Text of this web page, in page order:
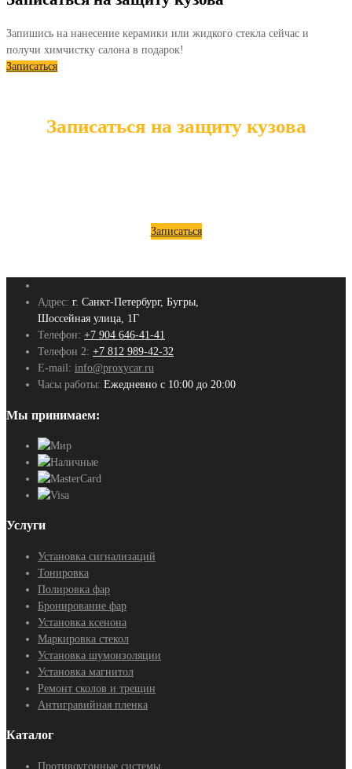
Запишись на нанесение керамики или жидкого стекла сейчас и
получи химчистку салона в подарок!
Записаться
Записаться на защиту кузова
Записаться
Адрес: г. Санкт-Петербург, Бугры,
Шоссейная улица, 1Г
Телефон: +7 904 646-41-41
Телефон 2: +7 812 989-42-32
E-mail: info@proxycar.ru
Часы работы: Ежедневно с 10:00 до 20:00
Мы принимаем:
Услуги
Установка сигнализаций
Тонировка
Полировка фар
Бронирование фар
Установка ксенона
Маркировка стекол
Установка шумоизоляции
Установка магнитол
Ремонт сколов и трещин
Антигравийная пленка
Каталог
Противоугонные системы